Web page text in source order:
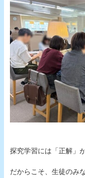
探究学習には「正解」
だからこそ、生徒のみ